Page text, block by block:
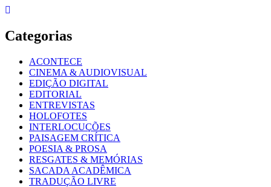
Skip
content
Categorias
ACONTECE
CINEMA & AUDIOVISUAL
EDIÇÃO DIGITAL
EDITORIAL
ENTREVISTAS
HOLOFOTES
INTERLOCUÇÕES
PAISAGEM CRÍTICA
POESIA & PROSA
RESGATES & MEMÓRIAS
SACADA ACADÊMICA
TRADUÇÃO LIVRE